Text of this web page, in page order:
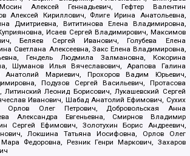
Алексей Геннадьевич, Гефтер Валентин
Алексей Кириллович, Флиге Ирина Анатольевна,
Дмитриевна, Вититинова Елена Владимировна,
Исаев Сергей Владимирович, Максимов
Беляев Сергей Иванович, Голубева Елена
Светлана Алексеевна, Закс Елена Владимировна,
Гендель Людмила Залмановна, Кокорина
Шуманов Илья Вячеславович, Арапова Галина
Анатолий Мариевич, Прохоров Вадим Юрьевич,
Подузов Сергей Васильевич, Протасова
Литинский Леонид Борисович, Лукашевский Сергей
Иванович, Шабад Анатолий Ефимович, Сухих
Орлов Олег Петрович, Добровольская Анна
Александра Евгеньевна, Смирнов Владимир
Сергей Ефимович, Золотухин Борис Андреевич,
Локшина Татьяна Иосифовна, Орлов Олег
Федоровна, Резник Генри Маркович, Захаров